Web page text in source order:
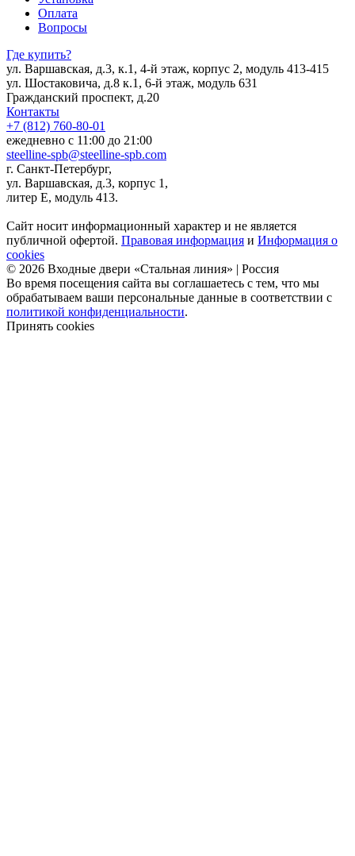
Оплата
Вопросы
Где купить?
ул. Варшавская, д.3, к.1, 4-й этаж, корпус 2, модуль 413-415
ул. Шостаковича, д.8 к.1, 6-й этаж, модуль 631
Гражданский проспект, д.20
Контакты
+7 (812) 760-80-01
ежедневно с 11:00 до 21:00
steelline-spb@steelline-spb.com
г. Санкт-Петербург,
ул. Варшавская, д.3, корпус 1,
литер Е, модуль 413.
Сайт носит информационный характер и не является
публичной офертой. Правовая информация и Информация о
cookies
© 2026 Входные двери «Стальная линия» | Россия
Во время посещения сайта вы соглашаетесь с тем, что мы
обрабатываем ваши персональные данные в соответствии с
политикой конфиденциальности.
Принять cookies